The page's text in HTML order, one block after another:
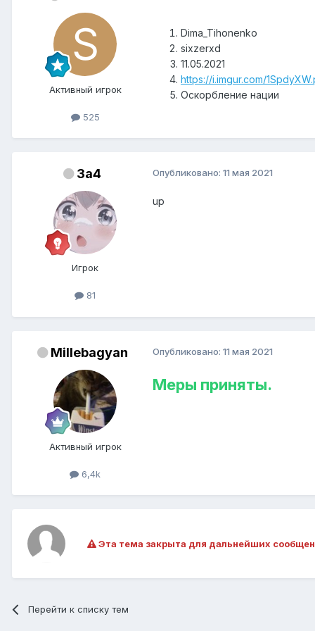
Активный игрок
525
Dima_Tihonenko
sixzerxd
11.05.2021
https://i.imgur.com/
Оскорбление нации
3a4
Игрок
81
Опубликовано: 11 мая 2021
up
Millebagyan
Активный игрок
6,4k
Опубликовано: 11 мая 2021
Меры приняты.
Эта тема закрыта для дальнейших
Перейти к списку тем